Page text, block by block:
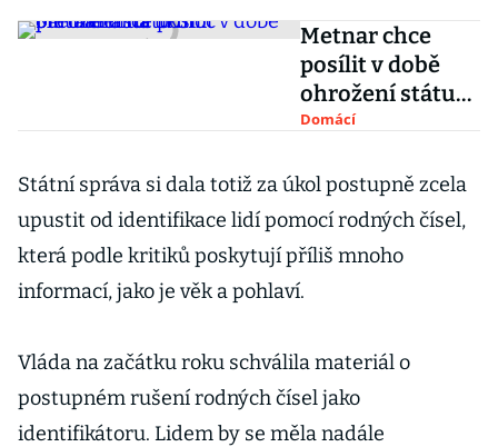
Metnar chce
posílit v době
ohrožení státu
moc premiéra na
parlamentu
Domácí
Státní správa si dala totiž za úkol postupně zcela
upustit od identifikace lidí pomocí rodných čísel,
která podle kritiků poskytují příliš mnoho
informací, jako je věk a pohlaví.
Vláda na začátku roku schválila materiál o
postupném rušení rodných čísel jako
identifikátoru. Lidem by se měla nadále